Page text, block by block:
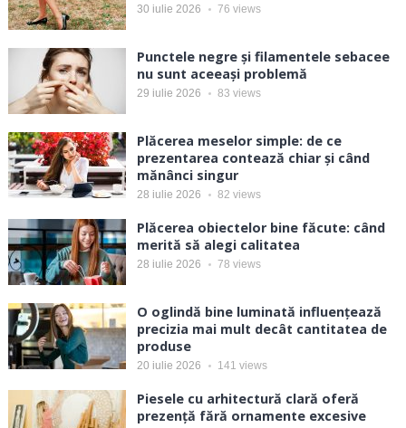
30 iulie 2026 76 views
Punctele negre și filamentele sebacee
nu sunt aceeași problemă
29 iulie 2026 83 views
Plăcerea meselor simple: de ce
prezentarea contează chiar și când
mănânci singur
28 iulie 2026 82 views
Plăcerea obiectelor bine făcute: când
merită să alegi calitatea
28 iulie 2026 78 views
O oglindă bine luminată influențează
precizia mai mult decât cantitatea de
produse
20 iulie 2026 141 views
Piesele cu arhitectură clară oferă
prezență fără ornamente excesive